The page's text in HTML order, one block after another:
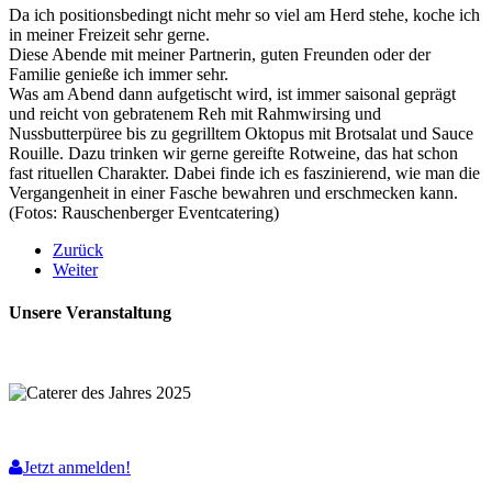
Da ich positionsbedingt nicht mehr so viel am Herd stehe, koche ich
in meiner Freizeit sehr gerne.
Diese Abende mit meiner Partnerin, guten Freunden oder der
Familie genieße ich immer sehr.
Was am Abend dann aufgetischt wird, ist immer saisonal geprägt
und reicht von gebratenem Reh mit Rahmwirsing und
Nussbutterpüree bis zu gegrilltem Oktopus mit Brotsalat und Sauce
Rouille. Dazu trinken wir gerne gereifte Rotweine, das hat schon
fast rituellen Charakter. Dabei finde ich es faszinierend, wie man die
Vergangenheit in einer Fasche bewahren und erschmecken kann.
(Fotos: Rauschenberger Eventcatering)
Zurück
Weiter
Unsere Veranstaltung
Jetzt anmelden!